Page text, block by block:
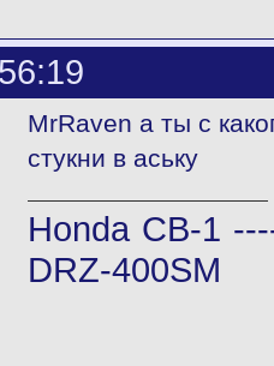
MrRaven а ты с
стукни в аську
Honda CB-1
DRZ-400SM